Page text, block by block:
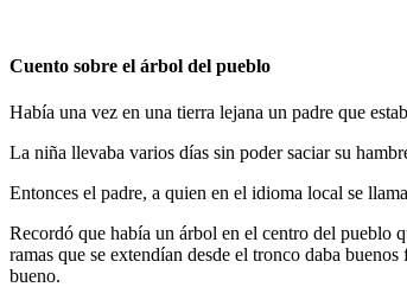
Cuento sobre el árbol del pueblo
Había una vez en una tierra lejana un padre que
La niña llevaba varios días sin poder saciar su
Entonces el padre, a quien en el idioma local se
Recordó que había un árbol en el centro del pueblo
ramas que se extendían desde el tronco daba
bueno.